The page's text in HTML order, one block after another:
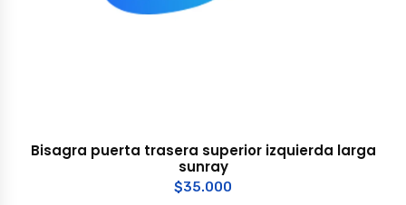
Bisagra puerta trasera superior izquierda larga
sunray
$35.000